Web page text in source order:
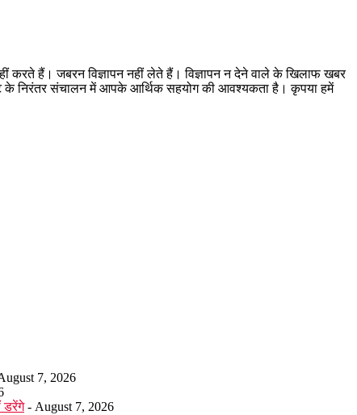
करते हैं। जबरन विज्ञापन नहीं लेते हैं। विज्ञापन न देने वाले के खिलाफ खबर
के निरंतर संचालन में आपके आर्थिक सहयोग की आवश्यकता है। कृपया हमें
7, 2026
डरेंगे- August 7, 2026